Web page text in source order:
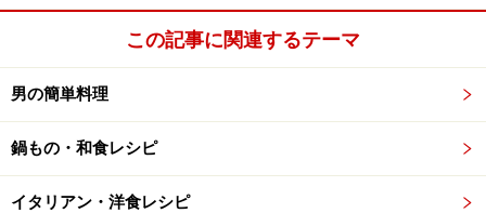
この記事に関連するテーマ
男の簡単料理
鍋もの・和食レシピ
イタリアン・洋食レシピ